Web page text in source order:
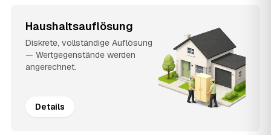
Haushaltsauflösung
Diskrete, vollständige Auflösung
— Wertgegenstände werden
angerechnet.
Details